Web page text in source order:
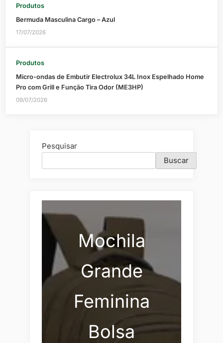
Produtos
Bermuda Masculina Cargo – Azul
17/07/2026
Produtos
Micro-ondas de Embutir Electrolux 34L Inox Espelhado Home
Pro com Grill e Função Tira Odor (ME3HP)
09/07/2026
Pesquisar
Buscar
Mochila
Grande
Feminina
Bolsa